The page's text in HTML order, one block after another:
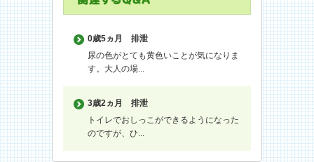
0歳5ヵ月
排泄
尿の色がとても黄色いことが気になりま
す。大人の場...
3歳2ヵ月
排泄
トイレでおしっこができるようになった
のですが、ひ...